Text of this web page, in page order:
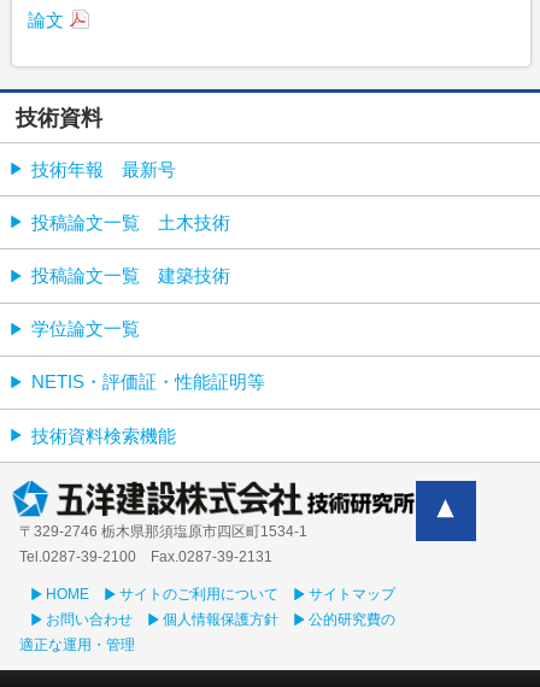
論文
技術資料
技術年報 最新号
投稿論文一覧 土木技術
投稿論文一覧 建築技術
学位論文一覧
NETIS・評価証・性能証明等
技術資料検索機能
〒329-2746 栃木県那須塩原市四区町1534-1
Tel.0287-39‐2100 Fax.0287-39-2131
HOME サイトのご利用について
サイトマップ
お問い合わせ
個人情報保護方針
公的研究費の
適正な運用・管理